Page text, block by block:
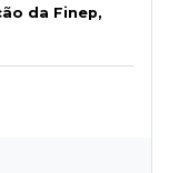
da Finep,